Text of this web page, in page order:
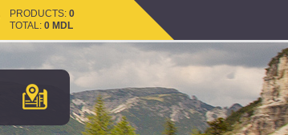
PRODUCTS: 0
TOTAL: 0 MDL
PRODUCTS: 0
TOTAL: 0 MDL